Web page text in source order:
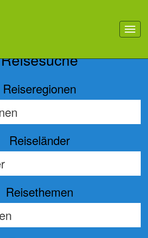
toggle
Reisesuche
Reiseregionen
Reiseländer
Reisethemen